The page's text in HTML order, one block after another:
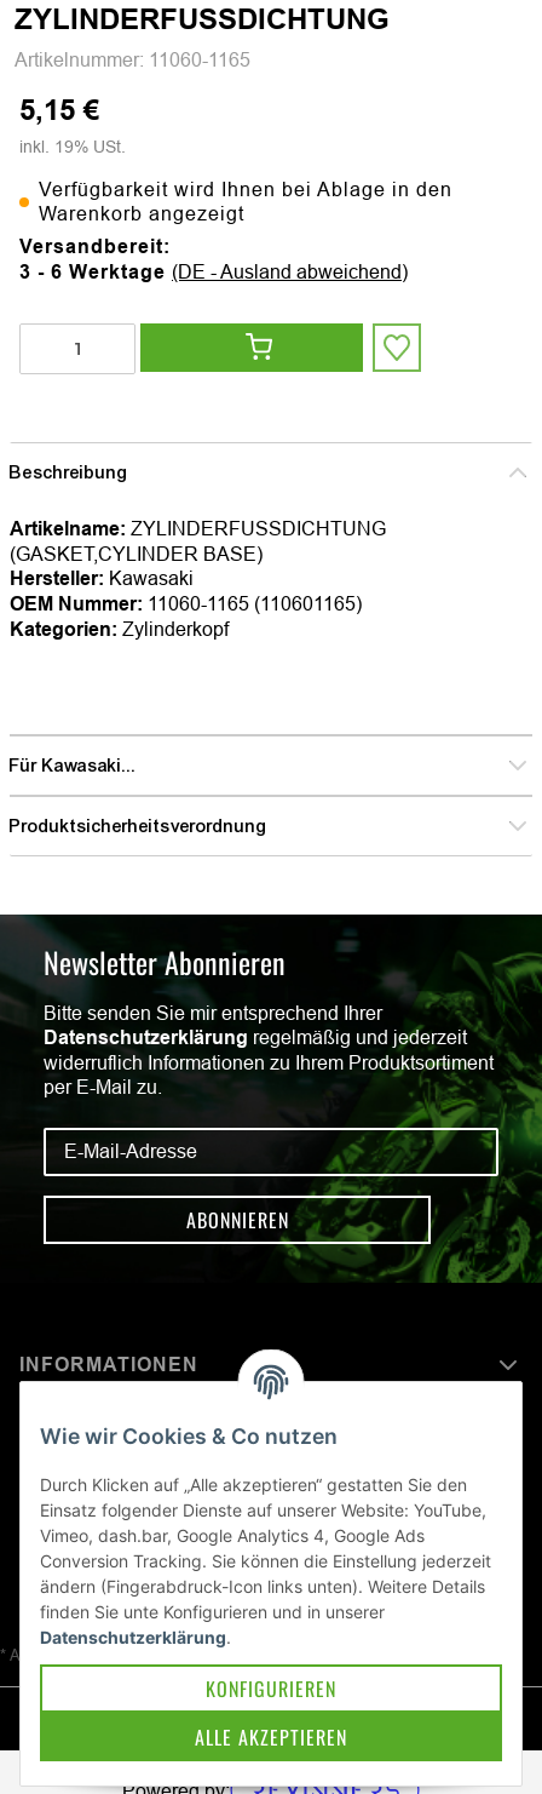
ZYLINDERFUSSDICHTUNG
Artikelnummer: 11060-1165
5,15 €
inkl. 19% USt.
Verfügbarkeit wird Ihnen bei Ablage in den
Warenkorb angezeigt
Versandbereit:
3 - 6 Werktage (DE - Ausland abweichend)
Beschreibung
Artikelname: ZYLINDERFUSSDICHTUNG
(GASKET,CYLINDER BASE)
Hersteller: Kawasaki
OEM Nummer: 11060-1165 (110601165)
Kategorien: Zylinderkopf
Für Kawasaki...
Produktsicherheitsverordnung
Newsletter Abonnieren
Bitte senden Sie mir entsprechend Ihrer
Datenschutzerklärung regelmäßig und jederzeit
widerruflich Informationen zu Ihrem Produktsortiment
per E-Mail zu.
ABONNIEREN
INFORMATIONEN
MEHR ERFAHREN ÜBER
KAWASAKI WELT
Blog
* Alle Preise inkl. gesetzlicher USt., zzgl.
Wie wir Cookies & Co nutzen
Durch Klicken auf „Alle akzeptieren“ gestatten Sie den
Einsatz folgender Dienste auf unserer Website: YouTube,
Vimeo, dash.bar, Google Analytics 4, Google Ads
Conversion Tracking. Sie können die Einstellung jederzeit
ändern (Fingerabdruck-Icon links unten). Weitere Details
finden Sie unte Konfigurieren und in unserer
Datenschutzerklärung.
ALLE AKZEPTIEREN
KONFIGURIEREN